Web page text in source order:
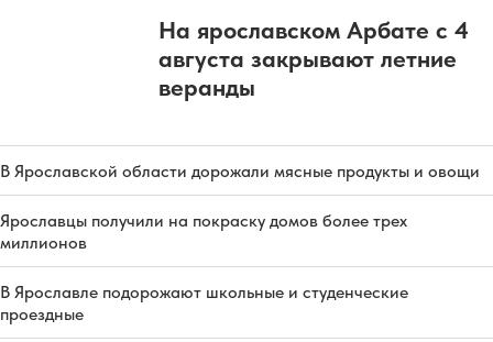
На ярославском Арбате с 4
августа закрывают летние
веранды
В Ярославской области дорожали мясные продукты и овощи
Ярославцы получили на покраску домов более трех
миллионов
В Ярославле подорожают школьные и студенческие
проездные